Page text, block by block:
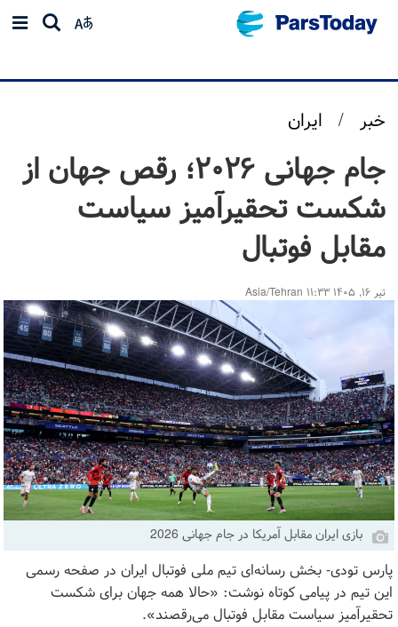
خبر / ایران
جام جهانی ۲۰۲۶؛ رقص جهان از
شکست تحقیرآمیز سیاست
مقابل فوتبال
تیر ۱۶, ۱۴۰۵ ۱۱:۳۳ Asia/Tehran
بازی ایران مقابل آمریکا در جام جهانی 2026
پارس تودی- بخش رسانه‌ای تیم ملی فوتبال ایران در صفحه رسمی
این تیم در پیامی کوتاه نوشت: «حالا همه جهان برای شکست
تحقیرآمیز سیاست مقابل فوتبال می‌رقصند».